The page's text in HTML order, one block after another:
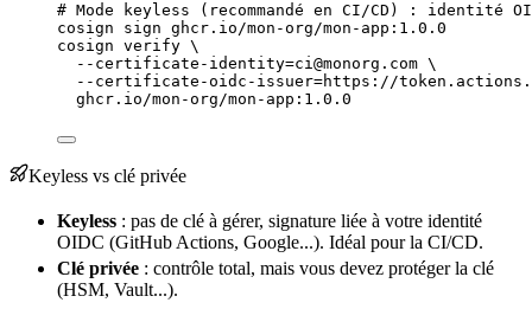
# Mode keyless (recommandé en CI/CD) : identité
cosign
sign ghcr.io/mon-org/mon-app:1.0.0
cosign verify \
--certificate-identity=ci@monorg.com \
--certificate-oidc-issuer=https://
ghcr.io/mon-org/mon-app:1.0.0
Keyless vs clé privée
Keyless : pas de clé à gérer, signature liée à votre identité
OIDC (GitHub Actions, Google...). Idéal pour la CI/CD.
Clé privée : contrôle total, mais vous devez protéger la clé
(HSM, Vault...).